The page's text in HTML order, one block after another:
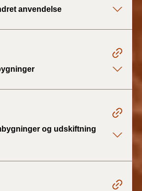
anvendelse
og udskiftning